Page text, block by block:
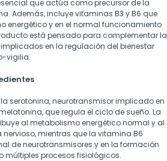
que actúa como precursor de la
Además, incluye vitaminas B3 y B6 que
energético y en el normal funcionamiento
está pensado para complementar la
en la regulación del bienestar
vigilia.
serotonina, neurotransmisor implicado en
que regula el ciclo de sueño. La
al metabolismo energético normal y al
mientras que la vitamina B6
de neurotransmisores y en la formación
múltiples procesos fisiológicos.